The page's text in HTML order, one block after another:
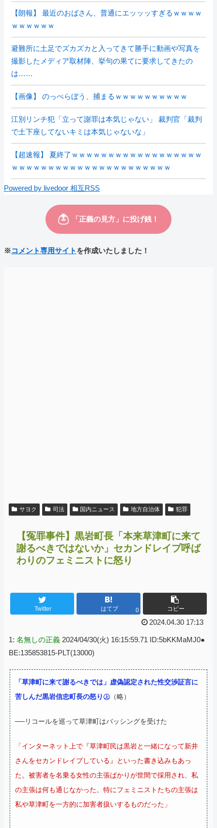
【朗報】 最近のおばさん、普通にエッッッすぎるｗｗｗｗ
ｗｗｗｗｗｗ
避難所に土足でズカズカと入ってきて勝手に動画や写真を
撮影したメディア取材陣、挙句の果てに要求してきたの
は……
【画像】 のっぺらぼう、捕まるｗｗｗｗｗｗｗｗｗｗ
江別リンチ犯「立って謝罪は本気じゃない」 裁判官「裁判
で土下座してないキミは本気じゃないな」
【超速報】 夏終了ｗｗｗｗｗｗｗｗｗｗｗｗｗｗｗｗｗｗ
ｗｗｗｗｗｗｗｗｗｗｗｗｗｗｗｗｗｗｗｗｗｗ
Powered by livedoor 相互RSS
※コメント専用サイト を作成いたしました！
サヨク 司法 国内ニュース 地方自治体 犯罪
【冤罪事件】黒岩町長「本来草津町に来て
謝るべきではないか」セカンドレイプ呼ば
わりのフェミニストに怒り
Twitter はてブ 0 コピー
2024.04.30 17:13
1: 名無しの正義 2024/04/30(火) 16:15:59.71 ID:5bKKMaMJ0●
BE:135853815-PLT(13000)
「草津町に来て謝るべきでは」虚偽認定された性交渉証言に
苦しんだ黒岩信忠町長の怒り㊤ （略）
──リコールを巡って草津町はバッシングを受けた
「インターネット上で『草津町民は黒岩と一緒になって新井
さんをセカンドレイプしている』といった書き込みもあっ
た。被害者を名乗る女性の主張ばかりが世間で採用され、私
の主張は何も通じなかった。特にフェミニストたちの主張は
私や草津町を一方的に加害者扱いするものだった」